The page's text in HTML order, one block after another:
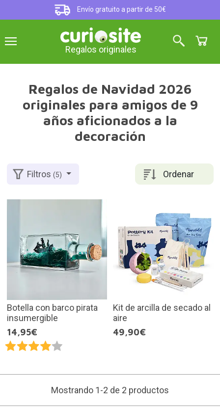
Envío gratuito a partir de 50€
Regalos originales
Regalos de Navidad 2026
originales para amigos de 9
años aficionados a la
decoración
Ordenar
Filtros(5)
Botella con barco pirata
insumergible
14,95€
Kit de arcilla de secado al
aire
49,90€
Mostrando 1-2 de 2 productos